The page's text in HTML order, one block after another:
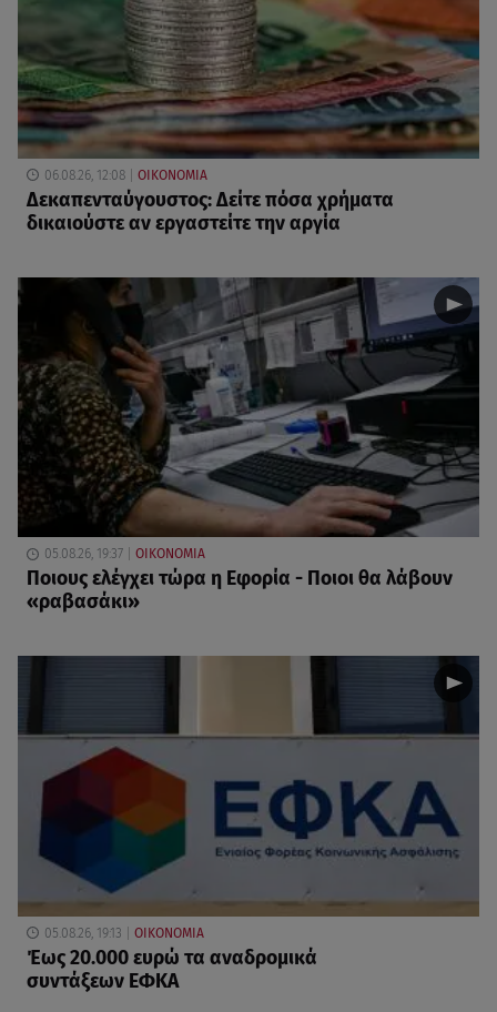
06.08.26, 12:08 ΟΙΚΟΝΟΜΙΑ
Δεκαπενταύγουστος: Δείτε πόσα χρήματα
δικαιούστε αν εργαστείτε την αργία
05.08.26, 19:37 ΟΙΚΟΝΟΜΙΑ
Ποιους ελέγχει τώρα η Εφορία - Ποιοι θα λάβουν
«ραβασάκι»
05.08.26, 19:13 ΟΙΚΟΝΟΜΙΑ
Έως 20.000 ευρώ τα αναδρομικά
συντάξεων ΕΦΚΑ